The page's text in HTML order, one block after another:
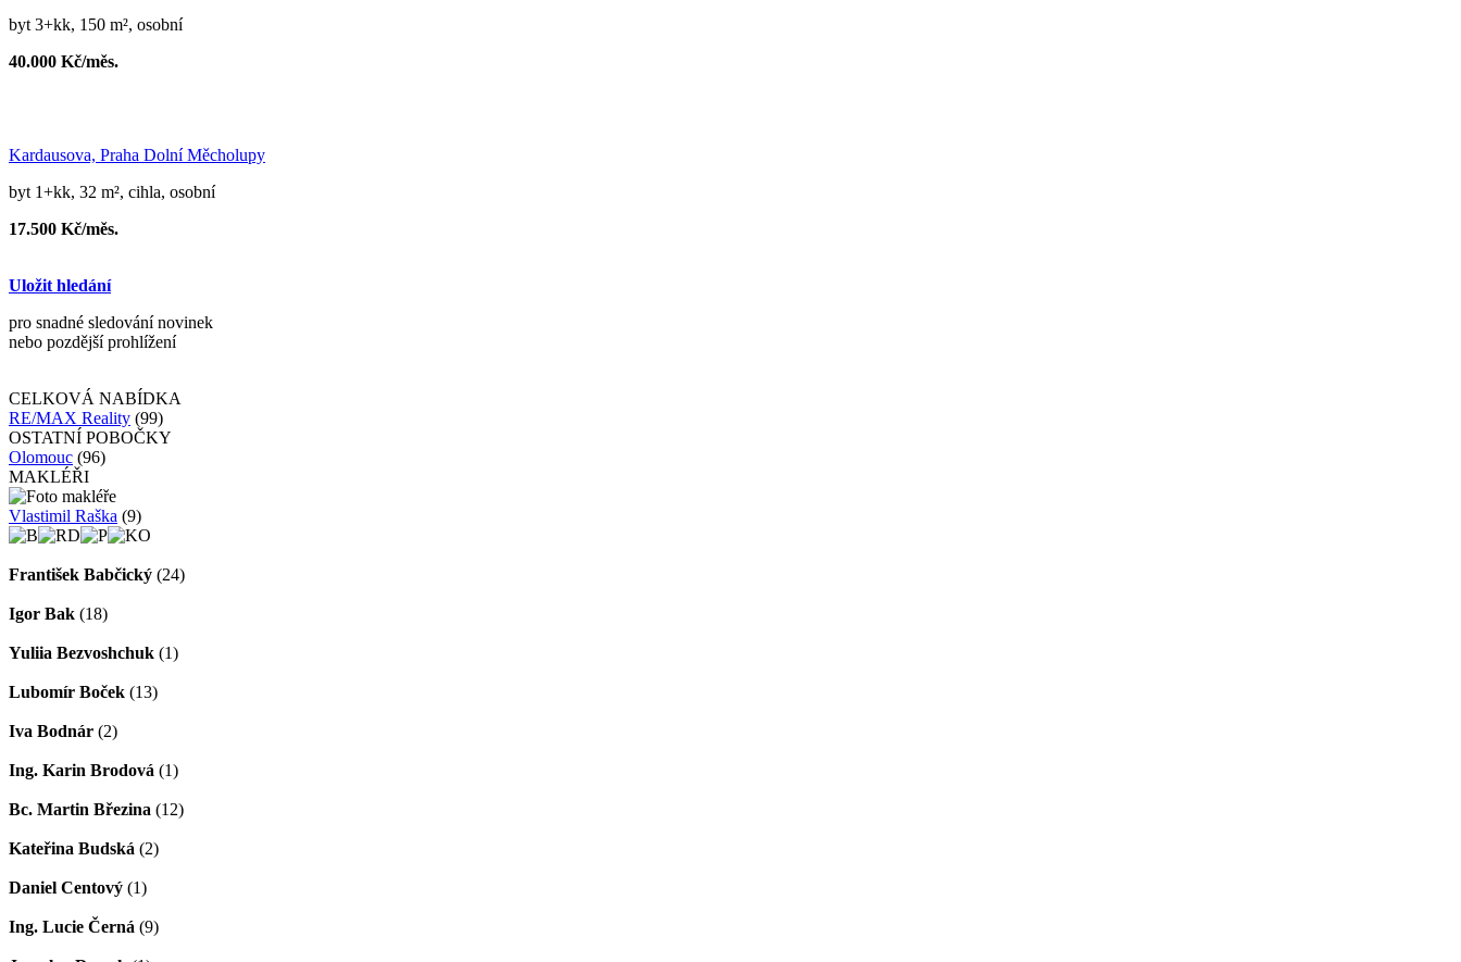
byt 3+kk, 150 m², osobní
40.000 Kč/měs.
Kardausova, Praha Dolní Měcholupy
byt 1+kk, 32 m², cihla, osobní
17.500 Kč/měs.
Uložit hledání
pro snadné sledování novinek
nebo pozdější prohlížení
CELKOVÁ NABÍDKA
RE/MAX Reality (99)
OSTATNÍ POBOČKY
Olomouc (96)
MAKLÉŘI
Vlastimil Raška (9)
František Babčický (24)
Igor Bak (18)
Yuliia Bezvoshchuk (1)
Lubomír Boček (13)
Iva Bodnár (2)
Ing. Karin Brodová (1)
Bc. Martin Březina (12)
Kateřina Budská (2)
Daniel Centový (1)
Ing. Lucie Černá (9)